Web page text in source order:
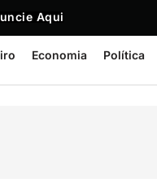
Aqui
Economia Política